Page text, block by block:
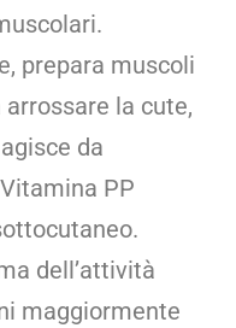
prepara muscoli
la cute,
da
PP
dell’attività
maggiormente